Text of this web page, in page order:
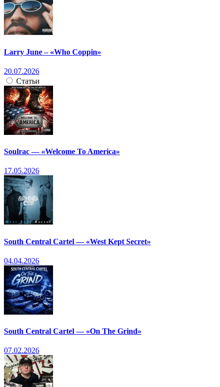
Larry June – «Who Coppin»
20.07.2026
Статьи
Soulrac — «Welcome To America»
17.05.2026
South Central Cartel — «West Kept Secret»
04.04.2026
South Central Cartel — «On The Grind»
07.02.2026